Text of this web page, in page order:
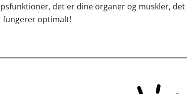
det er dine organer og muskler,
fungerer optimalt!